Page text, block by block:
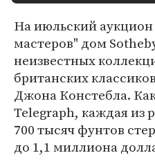
На июльский аукцион
мастеров" дом
неизвестных
британских
Джона Констебла.
Telegraph, каждая из
700 тысяч фунтов
до 1,1 миллиона